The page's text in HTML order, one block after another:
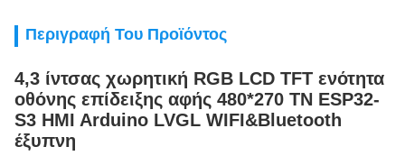
Περιγραφή Του Προϊόντος
4,3 ίντσας χωρητική RGB LCD TFT ενότητα
οθόνης επίδειξης αφής 480*270 TN ESP32-
S3 HMI Arduino LVGL WIFI&Bluetooth
έξυπνη